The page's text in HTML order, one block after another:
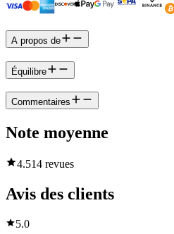
A propos de
Équilibre
Commentaires
Note moyenne
4.514 revues
Avis des clients
5.0